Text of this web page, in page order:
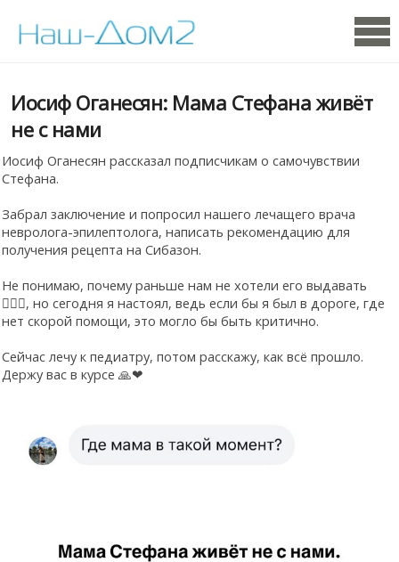
Иосиф Оганесян: Мама Стефана живёт
не с нами
Иосиф Оганесян рассказал подписчикам о самочувствии
Стефана.
Забрал заключение и попросил нашего лечащего врача
невролога-эпилептолога, написать рекомендацию для
получения рецепта на Сибазон.
Не понимаю, почему раньше нам не хотели его выдавать
🤷🏻‍♂, но сегодня я настоял, ведь если бы я был в дороге, где
нет скорой помощи, это могло бы быть критично.
Сейчас лечу к педиатру, потом расскажу, как всё прошло.
Держу вас в курсе 🙏❤